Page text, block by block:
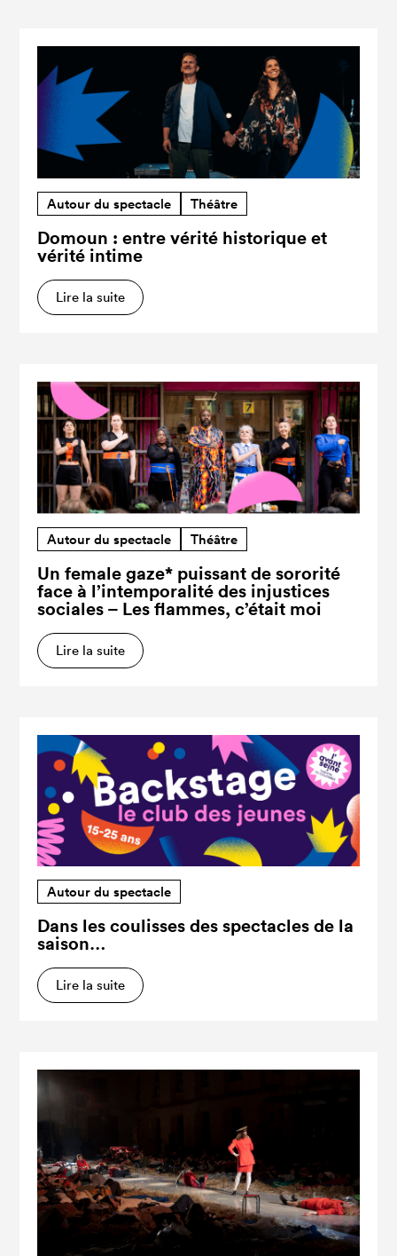
Autour du spectacle Théâtre
Domoun : entre vérité historique et
vérité intime
Lire la suite
Autour du spectacle Théâtre
Un female gaze* puissant de sororité
face à l’intemporalité des injustices
sociales – Les flammes, c’était moi
Lire la suite
Autour du spectacle
Dans les coulisses des spectacles de la
saison…
Lire la suite